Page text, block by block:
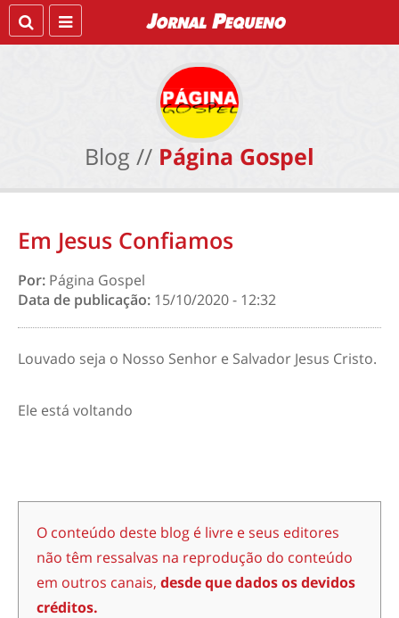
Blog // Página Gospel
Em Jesus Confiamos
Por: Página Gospel
Data de publicação: 15/10/2020 - 12:32
Louvado seja o Nosso Senhor e Salvador Jesus Cristo.
Ele está voltando
O conteúdo deste blog é livre e seus editores
não têm ressalvas na reprodução do conteúdo
em outros canais, desde que dados os devidos
créditos.